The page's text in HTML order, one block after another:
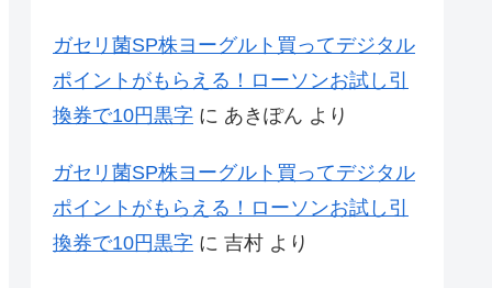
ガセリ菌SP株ヨーグルト買ってデジタル
ポイントがもらえる！ローソンお試し引
換券で10円黒字 に あきぽん より
ガセリ菌SP株ヨーグルト買ってデジタル
ポイントがもらえる！ローソンお試し引
換券で10円黒字 に 吉村 より